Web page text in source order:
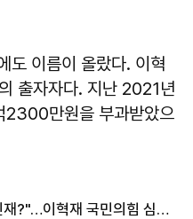
도 이름이 올랐다. 이혁
출자자다. 지난 2021년
2300만원을 부과받았으
"물의 인사가 발굴하는 청년 인재?"…이혁재 국민의힘 심사위원 발탁에 쏠리는 눈